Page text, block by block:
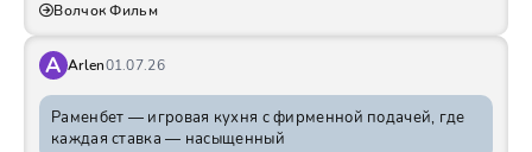
Волчок Фильм
A Arlen01.07.26
Раменбет — игровая кухня с фирменной подачей, где
каждая ставка — насыщенный